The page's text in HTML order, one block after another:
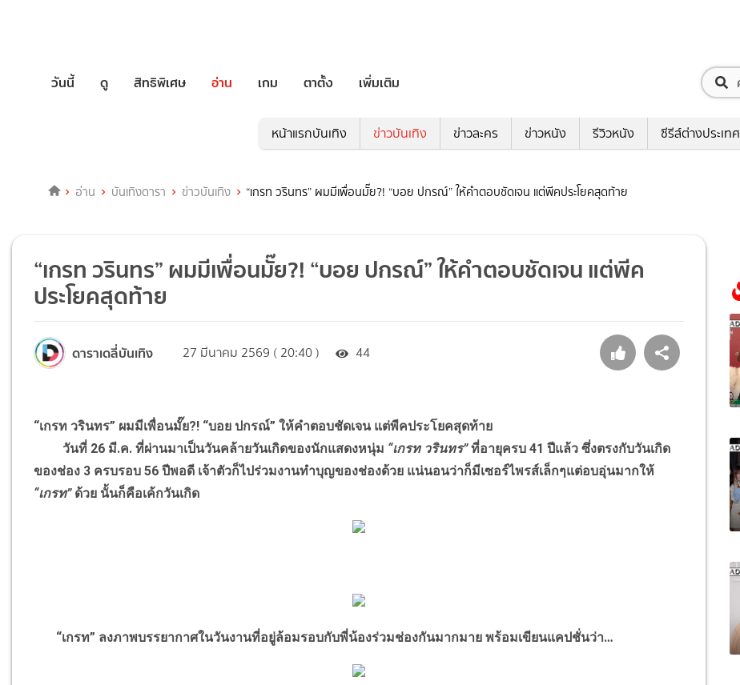
วันนี้ ดู สิทธิพิเศษ อ่าน เกม ตาตั้ง เพิ่มเติม
หน้าแรกบันเทิง ข่าวบันเทิง ข่าวละคร ข่าวหนัง รีวิวหนัง ซีรีส์ต่างประเทศ
อ่าน บันเทิงดารา ข่าวบันเทิง “เกรท วรินทร” ผมมีเพื่อนมั๊ย?! “บอย ปกรณ์” ให้คำตอบชัดเจน แต่พีคประโยคสุดท้าย
“เกรท วรินทร” ผมมีเพื่อนมั๊ย?! “บอย ปกรณ์” ให้คำตอบชัดเจน แต่พีค
ประโยคสุดท้าย
ดาราเดลี่บันเทิง 27 มีนาคม 2569 ( 20:40 ) 44
“เกรท วรินทร” ผมมีเพื่อนมั๊ย?! “บอย ปกรณ์” ให้คำตอบชัดเจน แต่พีคประโยคสุดท้าย
วันที่ 26 มี.ค. ที่ผ่านมาเป็นวันคล้ายวันเกิดของนักแสดงหนุ่ม “เกรท วรินทร”ที่อายุครบ 41 ปีแล้ว ซึ่งตรงกับวันเกิด
ของช่อง 3 ครบรอบ 56 ปีพอดี เจ้าตัวก็ไปร่วมงานทำบุญของช่องด้วย แน่นอนว่าก็มีเซอร์ไพรส์เล็กๆแต่อบอุ่นมากให้
“เกรท” ด้วย นั้นก็คือเค้กวันเกิด
“เกรท” ลงภาพบรรยากาศในวันงานที่อยู่ล้อมรอบกับพี่น้องร่วมช่องกันมากมาย พร้อมเขียนแคปชั่นว่า…